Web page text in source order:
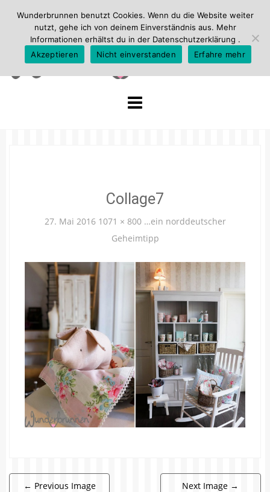
Collage7
27. Mai 2016 1071 × 800 …ein norddeutscher
Geheimtipp
← Previous Image Next Image →
Wunderbrunnen benutzt Cookies. Wenn du die Website weiter
nutzt, gehe ich von deinem Einverständnis aus. Mehr
Informationen erhältst du in der Datenschutzerklärung .
Akzeptieren
Nicht einverstanden Erfahre mehr